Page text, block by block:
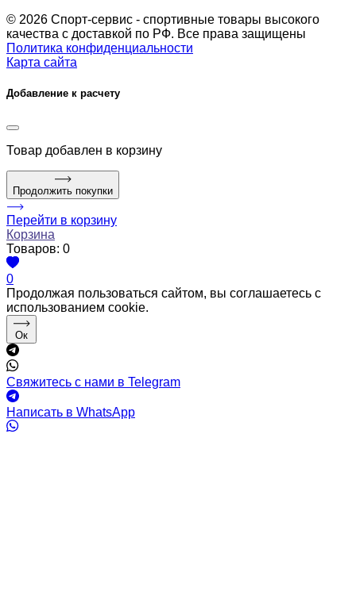
© 2026 Спорт-сервис - спортивные товары высокого
качества с доставкой по РФ. Все права защищены
Политика конфиденциальности
Карта сайта
Добавление к расчету
Товар добавлен в корзину
Продолжить покупки
Перейти в корзину
Корзина
Товаров: 0
0
Продолжая пользоваться сайтом, вы соглашаетесь с
использованием cookie.
Ок
Свяжитесь с нами в Telegram
Написать в WhatsApp